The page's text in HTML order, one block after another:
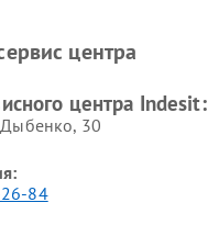
Indesit
центра
центра Indesit:
Дыбенко, 30
84